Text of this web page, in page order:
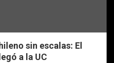
sin escalas: El
a la UC